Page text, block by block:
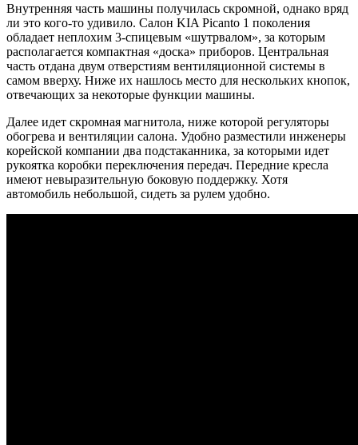
Внутренняя часть машины получилась скромной, однако вряд
ли это кого-то удивило. Салон KIA Picanto 1 поколения
обладает неплохим 3-спицевым «шутрвалом», за которым
располагается компактная «доска» приборов. Центральная
часть отдана двум отверстиям вентиляционной системы в
самом вверху. Ниже их нашлось место для нескольких кнопок,
отвечающих за некоторые функции машины.
Далее идет скромная магнитола, ниже которой регуляторы
обогрева и вентиляции салона. Удобно разместили инженеры
корейской компании два подстаканника, за которыми идет
рукоятка коробки переключения передач. Передние кресла
имеют невыразительную боковую поддержку. Хотя
автомобиль небольшой, сидеть за рулем удобно.